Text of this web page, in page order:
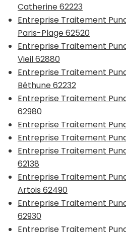
Catherine 62223
Entreprise Traitement
Paris-Plage 62520
Entreprise Traitement
Vieil 62880
Entreprise Traitement
Béthune 62232
Entreprise Traitement
62980
Entreprise Traitement
Entreprise Traitement
Entreprise Traitement
62138
Entreprise Traitement
Artois 62490
Entreprise Traitement
62930
Entreprise Traitement